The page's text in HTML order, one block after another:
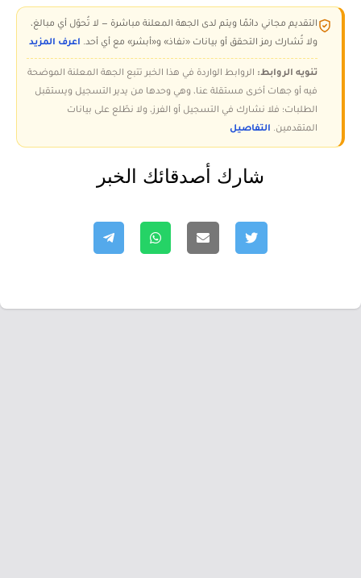
التقديم مجاني دائمًا ويتم لدى الجهة المعلنة مباشرة — لا تُحوّل أي مبالغ،
ولا تُشارك رمز التحقق أو بيانات «نفاذ» و«أبشر» مع أي أحد. اعرف المزيد
تنويه الروابط: الروابط الواردة في هذا الخبر تتبع الجهة المعلنة الموضحة
فيه أو جهات أخرى مستقلة عنا، وهي وحدها من يدير التسجيل ويستقبل
الطلبات؛ فلا نشارك في التسجيل أو الفرز، ولا نطّلع على بيانات
المتقدمين. التفاصيل
شارك أصدقائك الخبر